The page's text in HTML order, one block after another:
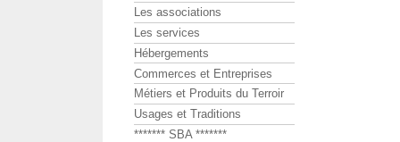
Les associations
Les services
Hébergements
Commerces et Entreprises
Métiers et Produits du Terroir
Usages et Traditions
******* SBA *******